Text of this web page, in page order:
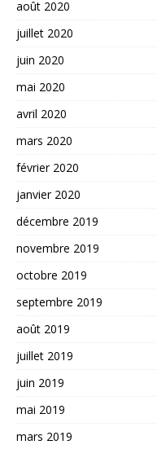
août 2020
juillet 2020
juin 2020
mai 2020
avril 2020
mars 2020
février 2020
janvier 2020
décembre 2019
novembre 2019
octobre 2019
septembre 2019
août 2019
juillet 2019
juin 2019
mai 2019
mars 2019